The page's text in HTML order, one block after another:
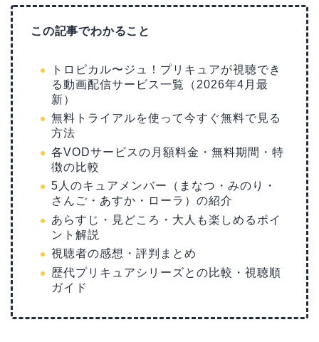
この記事でわかること
トロピカル〜ジュ！プリキュアが視聴でき
る動画配信サービス一覧（2026年4月最
新）
無料トライアルを使って今すぐ無料で見る
方法
各VODサービスの月額料金・無料期間・特
徴の比較
5人のキュアメンバー（まなつ・みのり・
さんご・あすか・ローラ）の紹介
あらすじ・見どころ・大人も楽しめるポイ
ント解説
視聴者の感想・評判まとめ
歴代プリキュアシリーズとの比較・視聴順
ガイド